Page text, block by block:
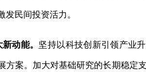
民间投资活力。
动能。 坚持以科技创新引领产业
方案。加大对基础研究的长期稳定